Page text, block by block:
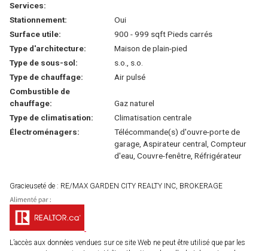
Services:
Stationnement:
Oui
Surface utile:
900 - 999 sqft Pieds carrés
Type d'architecture:
Maison de plain-pied
Type de sous-sol:
s.o., s.o.
Type de chauffage:
Air pulsé
Combustible de
chauffage:
Gaz naturel
Type de climatisation:
Climatisation centrale
Électroménagers:
Télécommande(s) d'ouvre-porte de
garage, Aspirateur central, Compteur
d'eau, Couvre-fenêtre, Réfrigérateur
Gracieuseté de : RE/MAX GARDEN CITY REALTY INC, BROKERAGE
L’accès aux données vendues sur ce site Web ne peut être utilisé que par les